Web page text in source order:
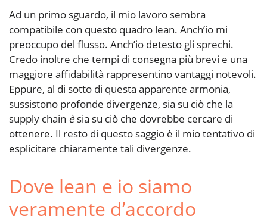
Ad un primo sguardo, il mio lavoro sembra
compatibile con questo quadro lean. Anch’io mi
preoccupo del flusso. Anch’io detesto gli sprechi.
Credo inoltre che tempi di consegna più brevi e una
maggiore affidabilità rappresentino vantaggi notevoli.
Eppure, al di sotto di questa apparente armonia,
sussistono profonde divergenze, sia su ciò che la
supply chain èsia su ciò che dovrebbe cercare di
ottenere. Il resto di questo saggio è il mio tentativo di
esplicitare chiaramente tali divergenze.
Dove lean e io siamo
veramente d’accordo